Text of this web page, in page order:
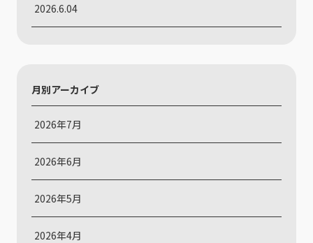
2026.6.04
月別アーカイブ
2026年7月
2026年6月
2026年5月
2026年4月